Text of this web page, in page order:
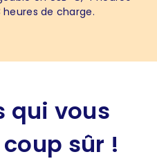
de charge.
qui vous
sûr !